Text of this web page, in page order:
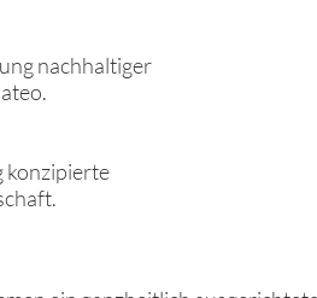
nachhaltiger
konzipierte